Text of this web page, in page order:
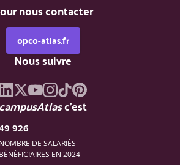
nous contacter
opco-atlas.fr
Nous suivre
campusAtlasc'est
926
NOMBRE DE SALARIÉS
BÉNÉFICIAIRES EN 2024